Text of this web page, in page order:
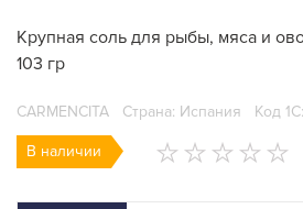
Крупная соль для рыбы, мяса и
103 гр
CARMENCITA Страна: Испания Код
В наличии